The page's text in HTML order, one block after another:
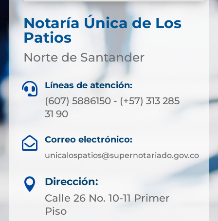
Notaría Única de Los
Patios
Norte de Santander
 Líneas de atención:
(607) 5886150 - (+57) 313 285
31 90
 Correo electrónico:
unicalospatios@supernotariado.gov.co

Dirección:
Calle 26 No. 10-11 Primer
Piso